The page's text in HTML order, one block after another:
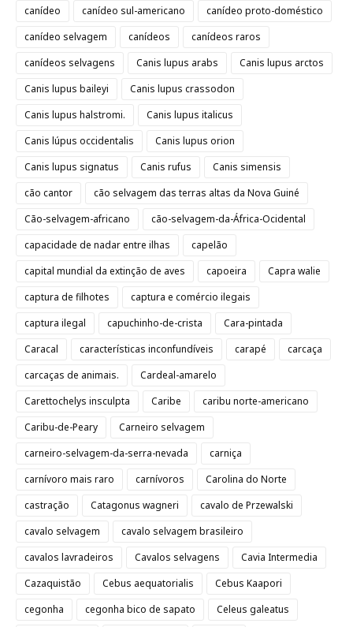
canídeo
canídeo sul-americano
canídeo proto-doméstico
canídeo selvagem
canídeos
canídeos raros
canídeos selvagens
Canis lupus arabs
Canis lupus arctos
Canis lupus baileyi
Canis lupus crassodon
Canis lupus halstromi.
Canis lupus italicus
Canis lúpus occidentalis
Canis lupus orion
Canis lupus signatus
Canis rufus
Canis simensis
cão cantor
cão selvagem das terras altas da Nova Guiné
Cão-selvagem-africano
cão-selvagem-da-África-Ocidental
capacidade de nadar entre ilhas
capelão
capital mundial da extinção de aves
capoeira
Capra walie
captura de filhotes
captura e comércio ilegais
captura ilegal
capuchinho-de-crista
Cara-pintada
Caracal
características inconfundíveis carapé
carcaça
carcaças de animais.
Cardeal-amarelo
Carettochelys insculpta
Caribe
caribu norte-americano
Caribu-de-Peary
Carneiro selvagem
carneiro-selvagem-da-serra-nevada
carniça
carnívoro mais raro
carnívoros
Carolina do Norte
castração
Catagonus wagneri
cavalo de Przewalski
cavalo selvagem
cavalo selvagem brasileiro
cavalos lavradeiros
Cavalos selvagens
Cavia Intermedia
Cazaquistão
Cebus aequatorialis
Cebus Kaapori
cegonha
cegonha bico de sapato Celeus galeatus